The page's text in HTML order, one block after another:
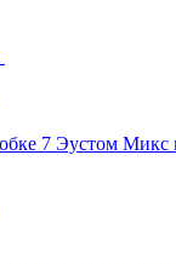
7 Эустом Микс